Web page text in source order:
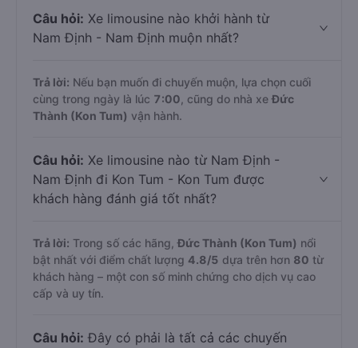
Câu hỏi: Xe limousine nào khởi hành từ
Nam Định - Nam Định muộn nhất?
Trả lời: Nếu bạn muốn đi chuyến muộn, lựa chọn cuối
cùng trong ngày là lúc 7:00 , cũng do nhà xeĐức
Thành (Kon Tum) vận hành.
Câu hỏi: Xe limousine nào từ Nam Định -
Nam Định đi Kon Tum - Kon Tum được
khách hàng đánh giá tốt nhất?
Trả lời: Trong số các hãng,Đức Thành (Kon Tum) nổi
bật nhất với điểm chất lượng 4.8/5 dựa trên hơn 80 từ
khách hàng – một con số minh chứng cho dịch vụ cao
cấp và uy tín.
Câu hỏi: Đây có phải là tất cả các chuyến